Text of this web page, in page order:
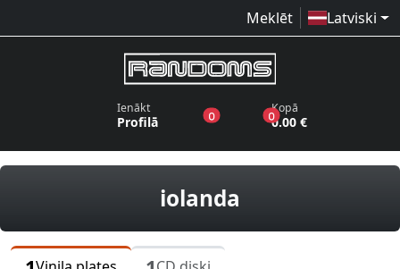
Meklēt Latviski
Ienākt
Profilā 0produkti vēlmju sarakstā
0produkti grozā
Kopā
0.00 €
iolanda